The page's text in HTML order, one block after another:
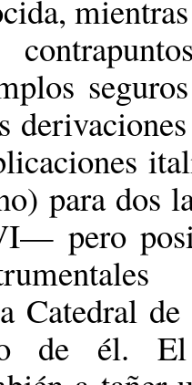
para dos
pero
Catedral
de él.